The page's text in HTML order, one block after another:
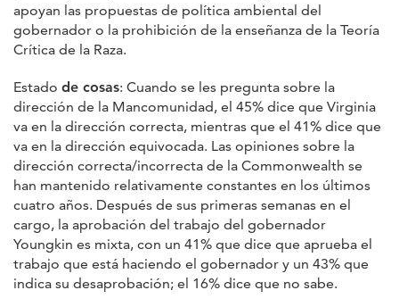
apoyan las propuestas de política ambiental del
gobernador o la prohibición de la enseñanza de la Teoría
Crítica de la Raza.
Estado de cosas: Cuando se les pregunta sobre la
dirección de la Mancomunidad, el 45% dice que Virginia
va en la dirección correcta, mientras que el 41% dice que
va en la dirección equivocada. Las opiniones sobre la
dirección correcta/incorrecta de la Commonwealth se
han mantenido relativamente constantes en los últimos
cuatro años. Después de sus primeras semanas en el
cargo, la aprobación del trabajo del gobernador
Youngkin es mixta, con un 41% que dice que aprueba el
trabajo que está haciendo el gobernador y un 43% que
indica su desaprobación; el 16% dice que no sabe.